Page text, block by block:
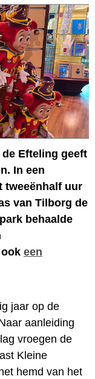
Efteling geeft
In een
tweeënhalf uur
van Tilborg de
behaalde
een
jaar op de
aanleiding
vroegen de
Kleine
hemd van het